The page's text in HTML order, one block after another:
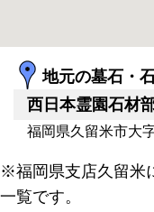
地元の墓石・
西日本霊園石材
福岡県久留米市大
※福岡県支店久留米
一覧です。